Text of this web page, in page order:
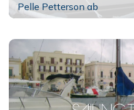
Pelle Petterson ab